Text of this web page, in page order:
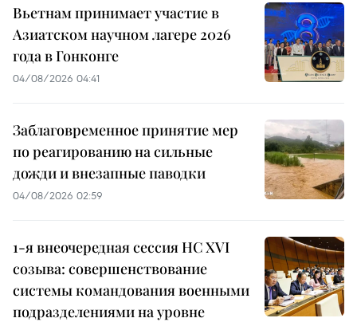
Вьетнам принимает участие в
Азиатском научном лагере 2026
года в Гонконге
04/08/2026 04:41
Заблаговременное принятие мер
по реагированию на сильные
дожди и внезапные паводки
04/08/2026 02:59
1-я внеочередная сессия НС XVI
созыва: совершенствование
системы командования военными
подразделениями на уровне